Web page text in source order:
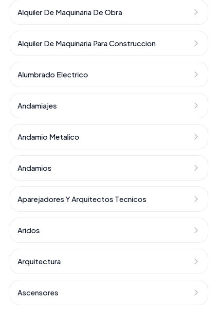
Alquiler De Maquinaria De Obra
Alquiler De Maquinaria Para Construccion
Alumbrado Electrico
Andamiajes
Andamio Metalico
Andamios
Aparejadores Y Arquitectos Tecnicos
Aridos
Arquitectura
Ascensores